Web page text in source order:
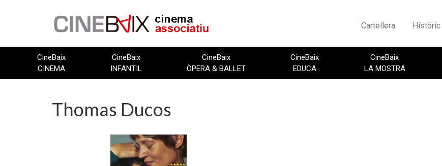
Cartellera Històric
CineBaix
CINEMA
CineBaix
INFANTIL
CineBaix
ÒPERA & BALLET
CineBaix
EDUCA
CineBaix
LA MOSTRA
Thomas Ducos